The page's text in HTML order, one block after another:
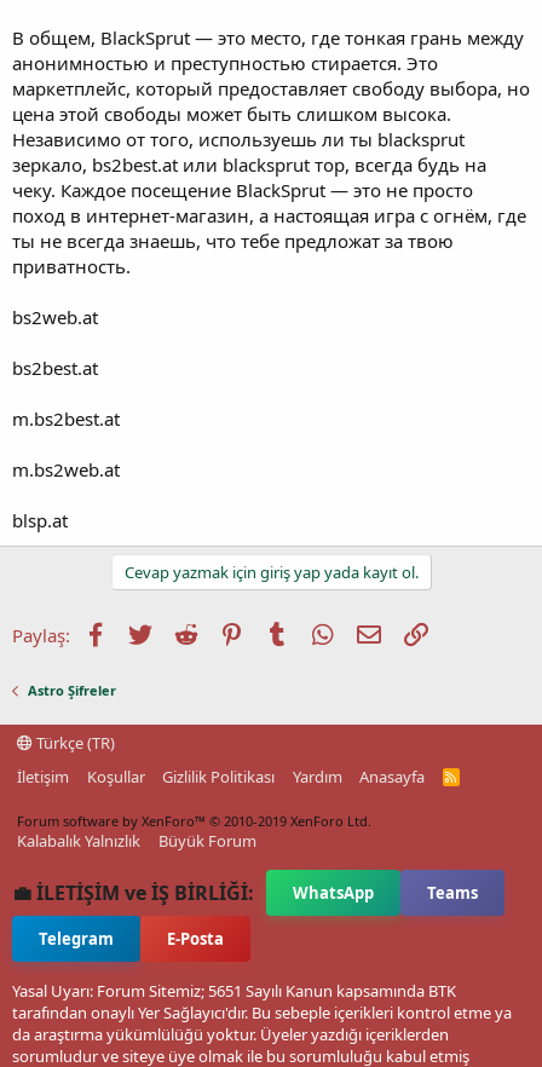
В общем, BlackSprut — это место, где тонкая грань между
анонимностью и преступностью стирается. Это
маркетплейс, который предоставляет свободу выбора, но
цена этой свободы может быть слишком высока.
Независимо от того, используешь ли ты blacksprut
зеркало, bs2best.at или blacksprut тор, всегда будь на
чеку. Каждое посещение BlackSprut — это не просто
поход в интернет-магазин, а настоящая игра с огнём, где
ты не всегда знаешь, что тебе предложат за твою
приватность.
bs2web.at
bs2best.at
m.bs2best.at
m.bs2web.at
blsp.at
Cevap yazmak için giriş yap yada kayıt ol.
Paylaş: Facebook
TwitterReddit PinterestTumblrWhatsApp
E-postaLink
Astro Şifreler
Türkçe (TR)
İletişim
Koşullar Gizlilik Politikası Yardım Anasayfa
R
Forum software by XenForo™ © 2010-2019 XenForo Ltd.
Kalabalık Yalnızlık Büyük Forum
💼 İLETİŞİM ve İŞ BİRLİĞİ: WhatsApp Teams
Telegram E-Posta
Yasal Uyarı: Forum Sitemiz; 5651 Sayılı Kanun kapsamında BTK
tarafından onaylı Yer Sağlayıcı'dır. Bu sebeple içerikleri kontrol etme ya
da araştırma yükümlülüğü yoktur. Üyeler yazdığı içeriklerden
sorumludur ve siteye üye olmak ile bu sorumluluğu kabul etmiş